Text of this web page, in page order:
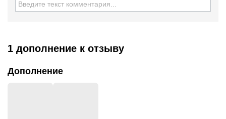
1 дополнение к отзыву
Дополнение